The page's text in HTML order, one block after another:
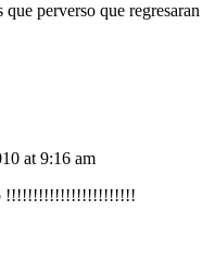
que perverso que regresaran
at 9:16 am
!!!!!!!!!!!!!!!!!!!!!!!!